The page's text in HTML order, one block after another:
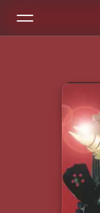
新着おすすめ